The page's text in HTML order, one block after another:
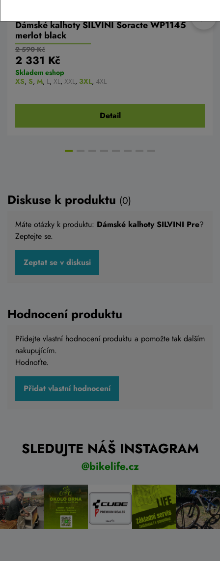
Dámské kalhoty SILVINI Soracte WP1145
merlot black
2 590 Kč
2 331 Kč
Skladem eshop
XS, S, M, L, XL, XXL, 3XL, 4XL
Detail
Diskuse k produktu (0)
Máte otázky k produktu: Dámské kalhoty SILVINI Pre?
Zeptejte se.
Zeptat se v diskusi
Hodnocení produktu
Přidejte vlastní hodnocení produktu a pomožte tak dalším
nakupujícím.
Hodnoťte.
Přidat vlastní hodnocení
SLEDUJTE NÁŠ INSTAGRAM
@bikelife.cz